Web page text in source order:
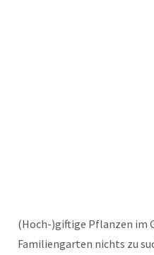
(Hoch-)giftige Pflanzen im
Familiengarten nichts zu